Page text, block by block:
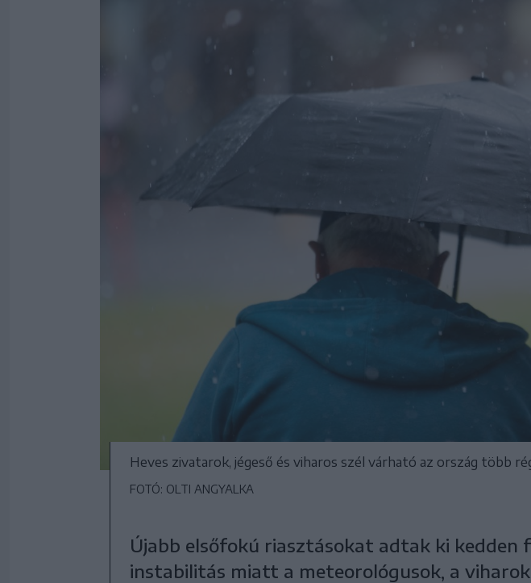
Heves zivatarok, jégeső és viharos szél várható az ország több
FOTÓ: OLTI ANGYALKA
Újabb elsőfokú riasztásokat adtak ki kedden
instabilitás miatt a meteorológusok, a